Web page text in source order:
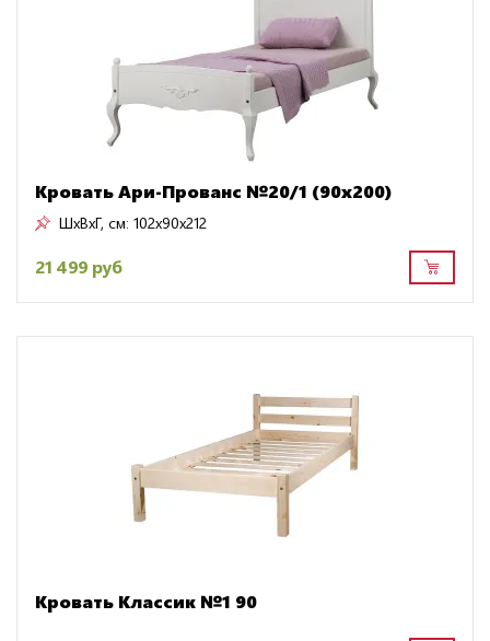
Кровать Ари-Прованс №20/1 (90х200)
ШxВxГ, см: 102x90x212
21 499 руб
Кровать Классик №1 90